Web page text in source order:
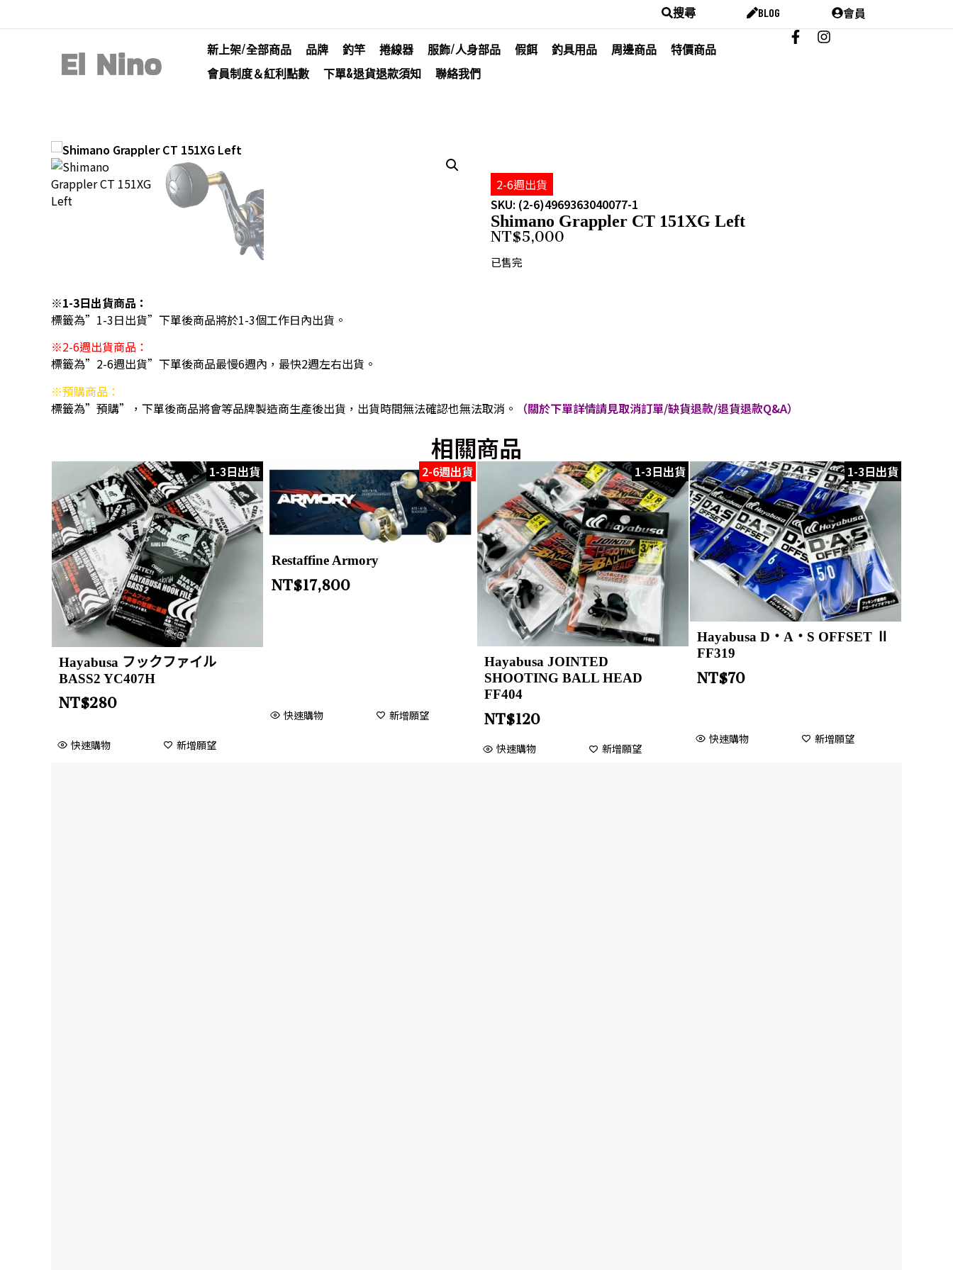
搜尋 BLOG 會員
新上架/全部商品 品牌 釣竿 捲線器 服飾/人身部品 假餌 釣具用品 周邊商品
特價商品
會員制度＆紅利點數
下單&退貨退款須知 聯絡我們
2-6週出貨
SKU: (2-6)4969363040077-1
Shimano Grappler CT 151XG Left
NT$5,000
已售完
※1-3日出貨商品：
標籤為”1-3日出貨”下單後商品將於1-3個工作日內出貨。
※2-6週出貨商品：
標籤為”2-6週出貨”下單後商品最慢6週內，最快2週左右出貨。
※預購商品：
標籤為”預購”，下單後商品將會等品牌製造商生產後出貨，出貨時間無法確認也無法取消。
（關於下單詳情請見取消訂單/缺貨退款/退貨退款Q&A）
相關商品
1-3日出貨
Hayabusa フックファイル
BASS2 YC407H
NT$280
快速購物 新增願望
2-6週出貨
Restaffine Armory
NT$17,800
快速購物 新增願望
1-3日出貨
Hayabusa JOINTED
SHOOTING BALL HEAD
FF404
NT$120
快速購物 新增願望
1-3日出貨
Hayabusa D・A・S OFFSET Ⅱ
FF319
NT$70
快速購物 新增願望